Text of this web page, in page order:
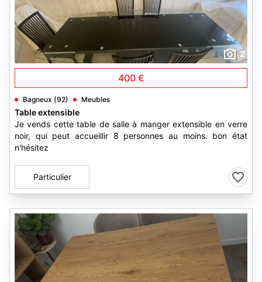
2
400 €
Bagneux (92) Meubles
Table extensible
Je vends cette table de salle à manger extensible en verre
noir, qui peut accueillir 8 personnes au moins. bon état
n'hésitez
Particulier